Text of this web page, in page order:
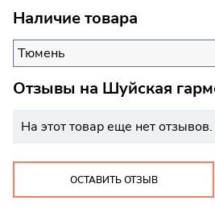
Наличие товара
Тюмень
Отзывы на Шуйская
На этот товар еще нет отзывов.
ОСТАВИТЬ ОТЗЫВ